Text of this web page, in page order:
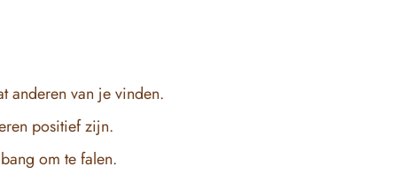
anderen van je vinden.
positief zijn.
om te falen.